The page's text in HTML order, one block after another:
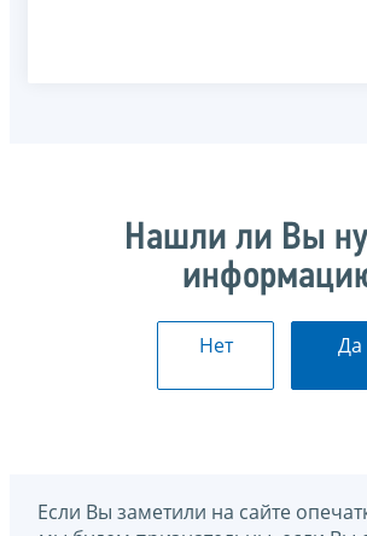
Нашли ли Вы
Нет Да
Если Вы заметили на сайте